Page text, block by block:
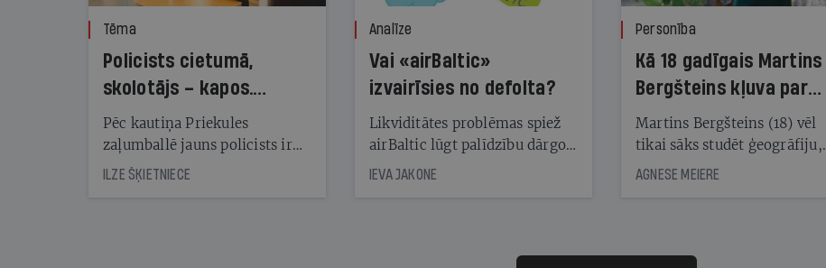
Tēma
Policists cietumā,
skolotājs – kapos.
Reibuma cena Priekulē
Pēc kautiņa Priekules
zaļumballē jauns policists ir
nonācis cietumā, bet
cienījams pedagogs — kapos.
ILZE ŠĶIETNIECE
Analīze
Vai «airBaltic»
izvairīsies no defolta?
Likviditātes problēmas spiež
airBaltic lūgt palīdzību dārgo
obligāciju turētājiem, taču
samaksāt augstos procentus,
IEVA JAKONE
Personība
Kā 18 gadīgais Martins
Bergšteins kļuva par
laika ziņu seju?
Martins Bergšteins (18) vēl
tikai sāks studēt ģeogrāfiju,
bet viņa sacītajam jau uzticas
uzcītīga darba, mammas
AGNESE MEIERE